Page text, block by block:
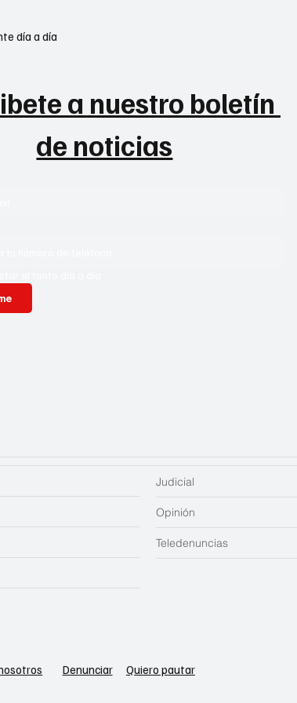
a nuestro boletín
de noticias
día a día
Judicial
Opinión
Teledenuncias
Denunciar Quiero pautar